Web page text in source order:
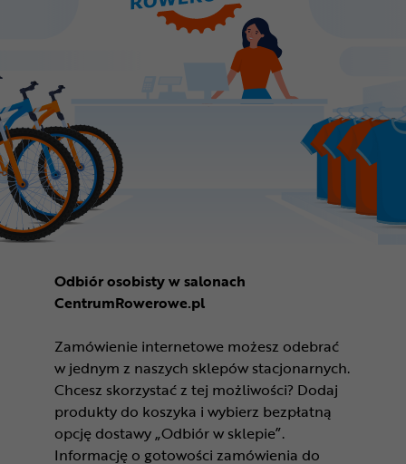
Odbiór osobisty w salonach
CentrumRowerowe.pl
Zamówienie internetowe możesz odebrać
w jednym z naszych sklepów stacjonarnych.
Chcesz skorzystać z tej możliwości? Dodaj
produkty do koszyka i wybierz bezpłatną
opcję dostawy „Odbiór w sklepie”.
Informację o gotowości zamówienia do